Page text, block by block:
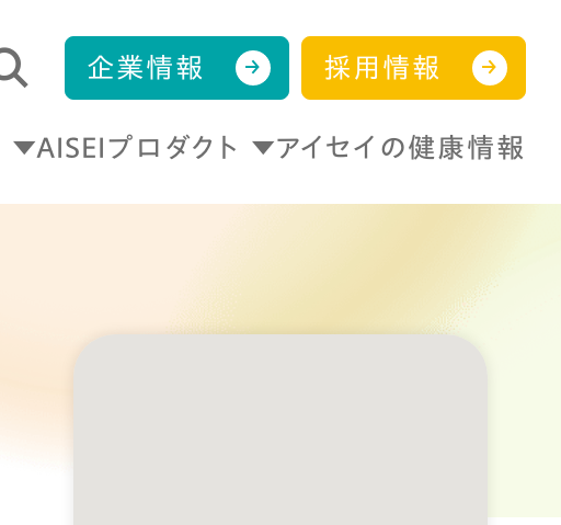
企業情報 採用情報
AISEIプロダクト アイセイの健康情報